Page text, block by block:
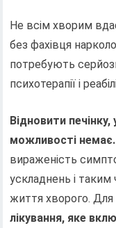
Не всім хворим
без фахівця
потребують
психотерапії і
Відновити
можливості немає.
вираженість
ускладнень і
життя хворого.
лікування, яке